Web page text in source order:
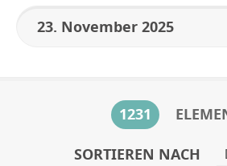
1231
SORTIEREN NACH